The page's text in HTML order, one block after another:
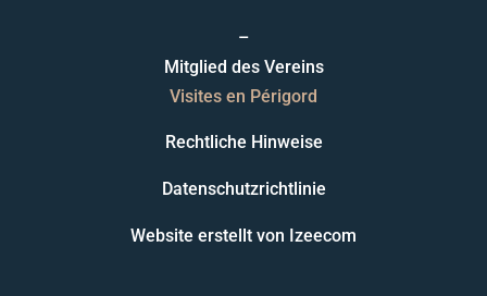
–
Mitglied des Vereins
Visites en Périgord
Rechtliche Hinweise
Datenschutzrichtlinie
Website erstellt von Izeecom